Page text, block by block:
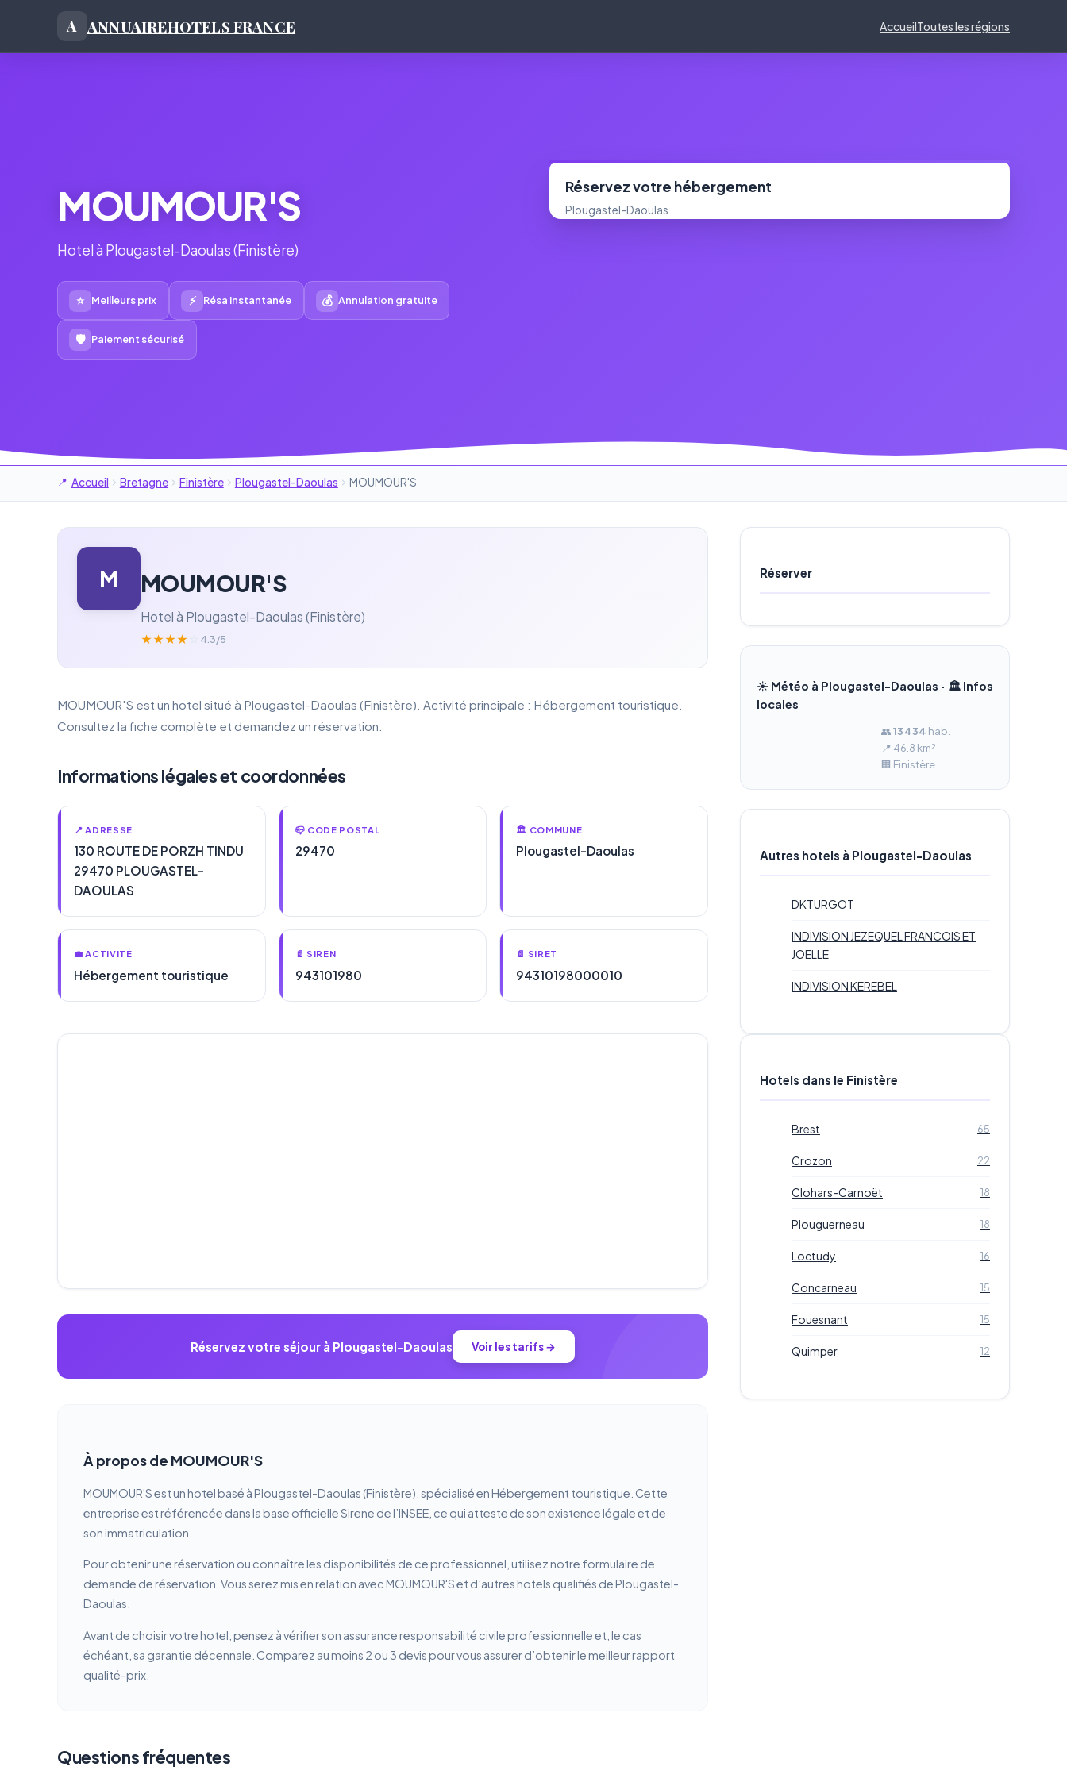
A ANNUAIREHOTELS FRANCE AccueilToutes les régions
MOUMOUR'S
Hotel à Plougastel-Daoulas (Finistère)
⭐ Meilleurs prix ⚡ Résa instantanée 💰 Annulation gratuite
🛡 Paiement sécurisé
Réservez votre hébergement
Plougastel-Daoulas
Accueil Bretagne Finistère Plougastel-Daoulas MOUMOUR'S
M MOUMOUR'S
Hotel à Plougastel-Daoulas (Finistère)
★★★★ 4.3/5
MOUMOUR'S est un hotel situé à Plougastel-Daoulas (Finistère). Activité principale : Hébergement touristique.
Consultez la fiche complète et demandez un réservation.
Informations légales et coordonnées
📍 ADRESSE
130 ROUTE DE PORZH TINDU
29470 PLOUGASTEL-
DAOULAS
📪 CODE POSTAL
29470
🏛️ COMMUNE
Plougastel-Daoulas
💼 ACTIVITÉ
Hébergement touristique
📄 SIREN
943101980
📄 SIRET
94310198000010
Réservez votre séjour à Plougastel-Daoulas Voir les tarifs →
À propos de MOUMOUR'S
MOUMOUR'S est un hotel basé à Plougastel-Daoulas (Finistère), spécialisé en Hébergement touristique. Cette
entreprise est référencée dans la base officielle Sirene de l’INSEE, ce qui atteste de son existence légale et de
son immatriculation.
Pour obtenir une réservation ou connaître les disponibilités de ce professionnel, utilisez notre formulaire de
demande de réservation. Vous serez mis en relation avec MOUMOUR'S et d’autres hotels qualifiés de Plougastel-
Daoulas.
Avant de choisir votre hotel, pensez à vérifier son assurance responsabilité civile professionnelle et, le cas
échéant, sa garantie décennale. Comparez au moins 2 ou 3 devis pour vous assurer d’obtenir le meilleur rapport
qualité-prix.
Questions fréquentes
Réserver
☀️ Météo à Plougastel-Daoulas · 🏛️ Infos
locales
👥13 434 hab.
📍 46.8 km²
🏢 Finistère
Autres hotels à Plougastel-Daoulas
DKTURGOT
INDIVISION JEZEQUEL FRANCOIS ET
JOELLE
INDIVISION KEREBEL
Hotels dans le Finistère
Brest 65
Crozon 22
Clohars-Carnoët 18
Plouguerneau 18
Loctudy 16
Concarneau 15
Fouesnant 15
Quimper 12